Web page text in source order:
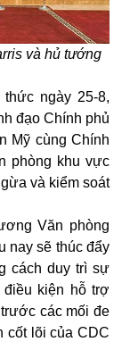
và hủ tướng
ngày 25-8,
đạo Chính phủ
Mỹ cùng Chính
phòng khu vực
và kiểm soát
Văn phòng
nay sẽ thúc đẩy
cách duy trì sự
kiện hỗ trợ
các mối đe
cốt lõi của CDC